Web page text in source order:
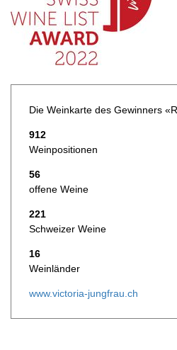
Die Weinkarte des Gewinners
912
Weinpositionen
56
offene Weine
221
Schweizer Weine
16
Weinländer
www.victoria-jungfrau.ch